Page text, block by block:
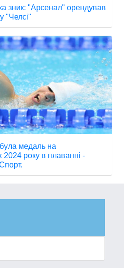
зник: "Арсенал" орендував
"Челсі"
медаль на
2024 року в плаванні -